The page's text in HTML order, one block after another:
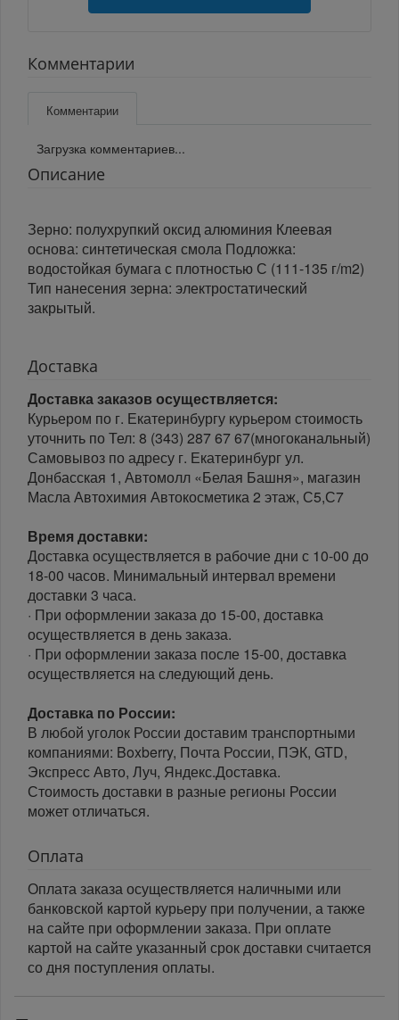
Комментарии
Комментарии
Загрузка комментариев...
Описание
Зерно: полухрупкий оксид алюминия Клеевая
основа: синтетическая смола Подложка:
водостойкая бумага с плотностью С (111-135 г/m2)
Тип нанесения зерна: электростатический
закрытый.
Доставка
Доставка заказов осуществляется:
Курьером по г. Екатеринбургу курьером стоимость
уточнить по Тел: 8 (343) 287 67 67(многоканальный)
Самовывоз по адресу г. Екатеринбург ул.
Донбасская 1, Автомолл «Белая Башня», магазин
Масла Автохимия Автокосметика 2 этаж, С5,С7
Время доставки:
Доставка осуществляется в рабочие дни с 10-00 до
18-00 часов. Минимальный интервал времени
доставки 3 часа.
· При оформлении заказа до 15-00, доставка
осуществляется в день заказа.
· При оформлении заказа после 15-00, доставка
осуществляется на следующий день.
Доставка по России:
В любой уголок России доставим транспортными
компаниями: Boxberry, Почта России, ПЭК, GTD,
Экспресс Авто, Луч, Яндекс.Доставка.
Стоимость доставки в разные регионы России
может отличаться.
Оплата
Оплата заказа осуществляется наличными или
банковской картой курьеру при получении, а также
на сайте при оформлении заказа. При оплате
картой на сайте указанный срок доставки считается
со дня поступления оплаты.